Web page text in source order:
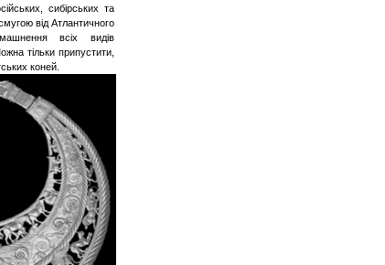
сибірських та
від Атлантичного
всіх видів
тільки припустити,
коней.